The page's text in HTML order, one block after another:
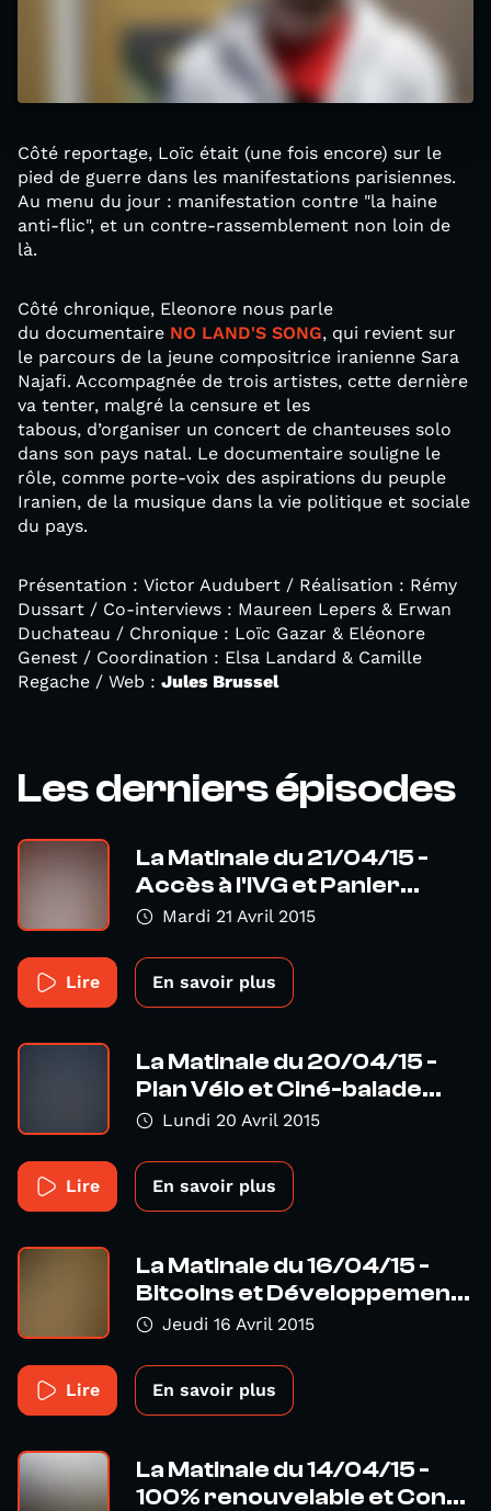
Côté reportage, Loïc était (une fois encore) sur le
pied de guerre dans les manifestations parisiennes.
Au menu du jour : manifestation contre "la haine
anti-flic", et un contre-rassemblement non loin de
là.
Côté chronique, Eleonore nous parle
du documentaire NO LAND'S SONG, qui revient sur
le parcours de la jeune compositrice iranienne Sara
Najafi. Accompagnée de trois artistes, cette dernière
va tenter, malgré la censure et les
tabous, d’organiser un concert de chanteuses solo
dans son pays natal. Le documentaire souligne le
rôle, comme porte-voix des aspirations du peuple
Iranien, de la musique dans la vie politique et sociale
du pays.
Présentation : Victor Audubert / Réalisation : Rémy
Dussart / Co-interviews : Maureen Lepers & Erwan
Duchateau / Chronique : Loïc Gazar & Eléonore
Genest / Coordination : Elsa Landard & Camille
Regache / Web : Jules Brussel
Les derniers épisodes
La Matinale du 21/04/15 -
Accès à l'IVG et Panier...
Mardi 21 Avril 2015
Lire En savoir plus
La Matinale du 20/04/15 -
Plan Vélo et Ciné-balade...
Lundi 20 Avril 2015
Lire En savoir plus
La Matinale du 16/04/15 -
Bitcoins et Développemen...
Jeudi 16 Avril 2015
Lire En savoir plus
La Matinale du 14/04/15 -
100% renouvelable et Con...